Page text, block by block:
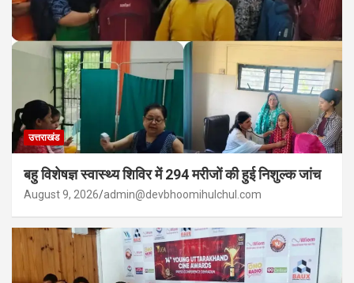
उत्तराखंड
बहु विशेषज्ञ स्वास्थ्य शिविर में 294 मरीजों की हुई निशुल्क जांच
August 9, 2026 admin@devbhoomihulchul.com